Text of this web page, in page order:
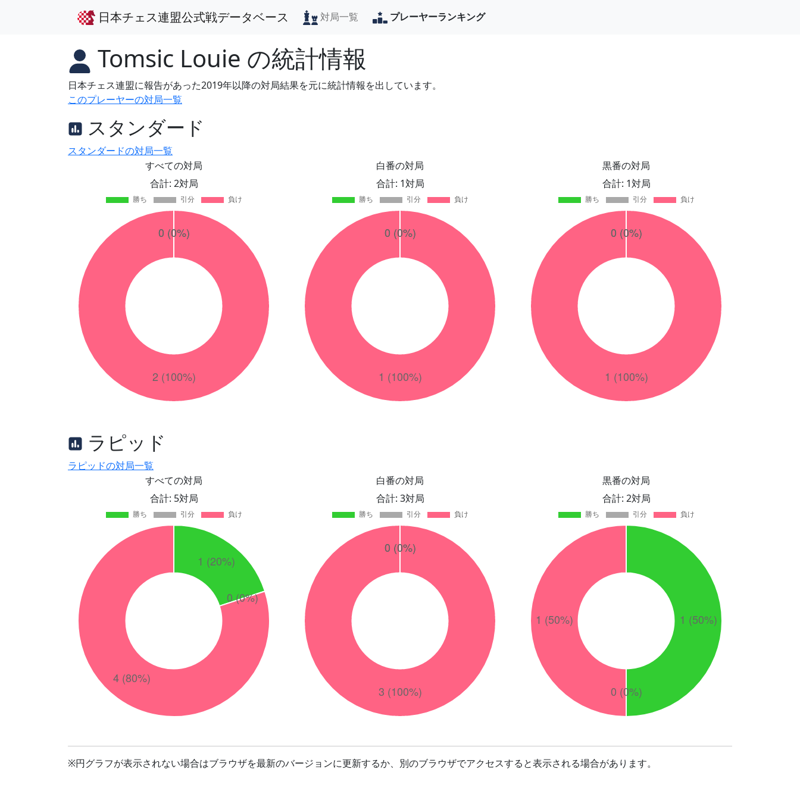
日本チェス連盟公式戦データベース 対局一覧 プレーヤーランキング
Tomsic Louie の統計情報
日本チェス連盟に報告があった2019年以降の対局結果を元に統計情報を出しています。
このプレーヤーの対局一覧
スタンダード
スタンダードの対局一覧
すべての対局
合計: 2対局
白番の対局
合計: 1対局
黒番の対局
合計: 1対局
ラピッド
ラピッドの対局一覧
すべての対局
合計: 5対局
白番の対局
合計: 3対局
黒番の対局
合計: 2対局
※円グラフが表示されない場合はブラウザを最新のバージョンに更新するか、別のブラウザでアクセスすると表示される場合があります。